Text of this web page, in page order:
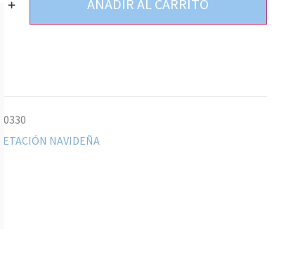
+ AÑADIR AL CARRITO
NAVIDEÑA